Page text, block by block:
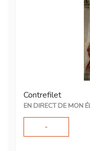
Contrefilet
EN DIRECT DE MON
-